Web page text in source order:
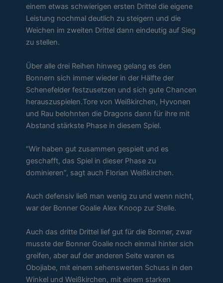
einem etwas schwierigen ersten Drittel die eigene
Leistung nochmal deutlich zu steigern und die
Weichen im zweiten Drittel dann eindeutig auf Sieg
zu stellen.
Über alle drei Reihen hinweg gelang es den
Bonnern sich immer wieder in der Hälfte der
Schenefelder festzusetzen und sich gute Chancen
herauszuspielen.Tore von Weißkirchen, Hyvonen
und Rau belohnten die Dragons dann für ihre mit
Abstand stärkste Phase in diesem Spiel.
“Wir haben gut zusammen gespielt und es
geschafft, das Spiel in dieser Phase zu
dominieren”, sagt auch Florian Weißkirchen.
Auch defensiv ließ man wenig zu und wenn nicht,
war der Bonner Goalie Alex Knoop zur Stelle.
Auch das dritte Drittel lief gut für die Bonner, zwar
musste der Bonner Goalie noch einmal hinter sich
greifen, aber auf der anderen Seite waren es
Obojiabe, mit einem sehenswerten Schuss in den
Winkel und Weißkirchen, mit einem starken